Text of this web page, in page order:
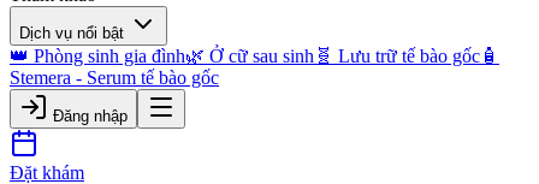
Dịch vụ nổi bật
👑 Phòng sinh gia đình🌿 Ở cữ sau sinh 🧬 Lưu trữ tế bào gốc 🧴
Stemera - Serum tế bào gốc
Đăng nhập
Đặt khám